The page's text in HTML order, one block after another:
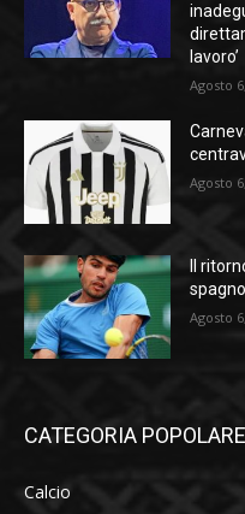
lavoro’
Agosto
Agosto
Il
Agosto
CATEGORIA POPOLARE
Calcio